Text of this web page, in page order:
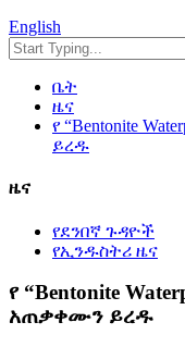
English
ቤት
ዜና
የ “Bentonite
ይረዱ
ዜና
የደንበኛ ጉዳዮች
የኢንዱስትሪ ዜና
የ “Bentonite
አጠቃቀሙን ይረዱ